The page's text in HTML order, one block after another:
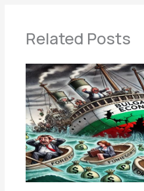
Related Posts